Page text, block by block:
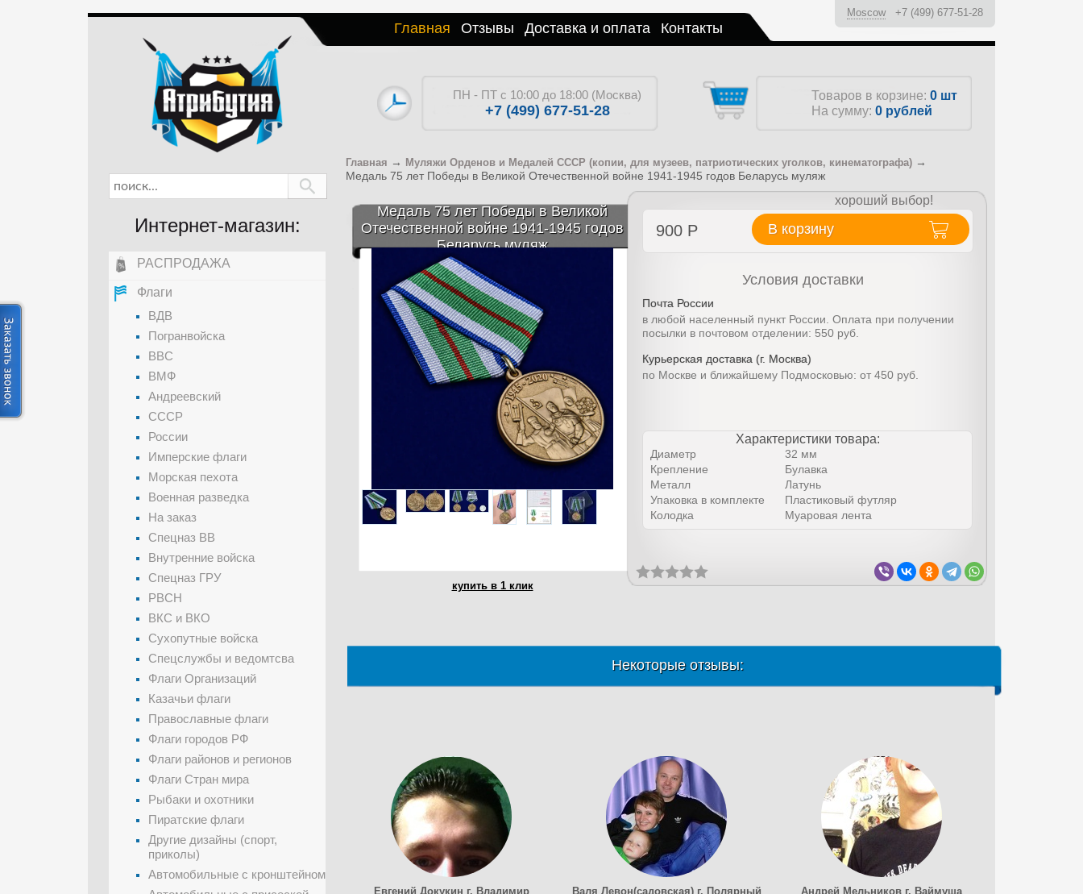
Главная Отзывы Доставка и оплата Контакты
Moscow +7 (499) 677-51-28
ПН - ПТ с 10:00 до 18:00 (Москва)
+7 (499) 677-51-28
Товаров в корзине: 0 шт
На сумму: 0 рублей
Главная → Муляжи Орденов и Медалей СССР (копии, для музеев, патриотических уголков, кинематографа) →
Медаль 75 лет Победы в Великой Отечественной войне 1941-1945 годов Беларусь муляж
Медаль 75 лет Победы в Великой
Отечественной войне 1941-1945 годов
Беларусь муляж
хороший выбор!
900 Р В корзину
купить в 1 клик
Условия доставки
Почта России
в любой населенный пункт России. Оплата при получении
посылки в почтовом отделении: 550 руб.
Курьерская доставка (г. Москва)
по Москве и ближайшему Подмосковью: от 450 руб.
Характеристики товара:
Диаметр
32 мм
Крепление
Булавка
Металл
Латунь
Упаковка в комплекте
Пластиковый футляр
Колодка
Муаровая лента
Некоторые отзывы:
Евгений Докукин г. Владимир
Валя Левон(садовская) г. Полярный
Андрей Мельников г. Ваймуша
Интернет-магазин:
РАСПРОДАЖА
Флаги
ВДВ
Погранвойска
ВВС
ВМФ
Андреевский
СССР
России
Имперские флаги
Морская пехота
Военная разведка
На заказ
Спецназ ВВ
Внутренние войска
Спецназ ГРУ
РВСН
ВКС и ВКО
Сухопутные войска
Спецслужбы и ведомтсва
Флаги Организаций
Казачьи флаги
Православные флаги
Флаги городов РФ
Флаги районов и регионов
Флаги Стран мира
Рыбаки и охотники
Пиратские флаги
Другие дизайны (спорт,
приколы)
Автомобильные с кронштейном